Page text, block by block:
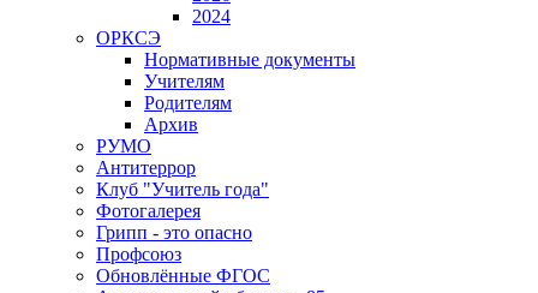
2024
ОРКСЭ
Нормативные документы
Учителям
Родителям
Архив
РУМО
Антитеррор
Клуб "Учитель года"
Фотогалерея
Грипп - это опасно
Профсоюз
Обновлённые ФГОС